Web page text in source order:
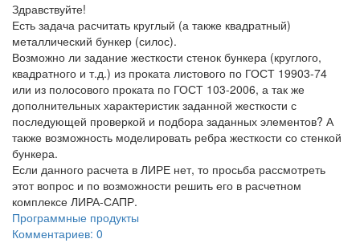
Здравствуйте!
Есть задача расчитать круглый (а также квадратный)
металлический бункер (силос).
Возможно ли задание жесткости стенок бункера (круглого,
квадратного и т.д.) из проката листового по ГОСТ 19903-74
или из полосового проката по ГОСТ 103-2006, а так же
дополнительных характеристик заданной жесткости с
последующей проверкой и подбора заданных элементов? А
также возможность моделировать ребра жесткости со стенкой
бункера.
Если данного расчета в ЛИРЕ нет, то просьба рассмотреть
этот вопрос и по возможности решить его в расчетном
комплексе ЛИРА-САПР.
Программные продукты
Комментариев: 0